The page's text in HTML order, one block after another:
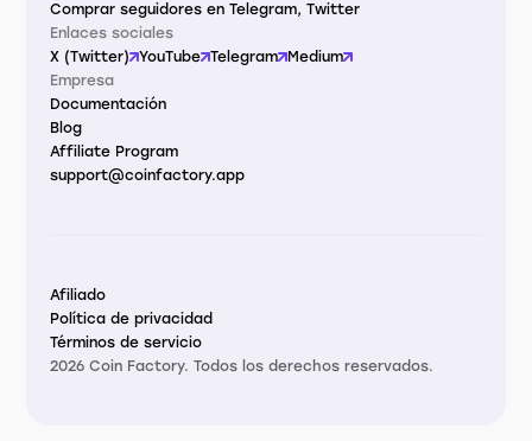
Comprar seguidores en Telegram, Twitter
Enlaces sociales
X (Twitter) YouTube Telegram
Medium
Empresa
Documentación
Blog
Affiliate Program
support@coinfactory.app
Afiliado
Política de privacidad
Términos de servicio
2026 Coin Factory. Todos los derechos reservados.